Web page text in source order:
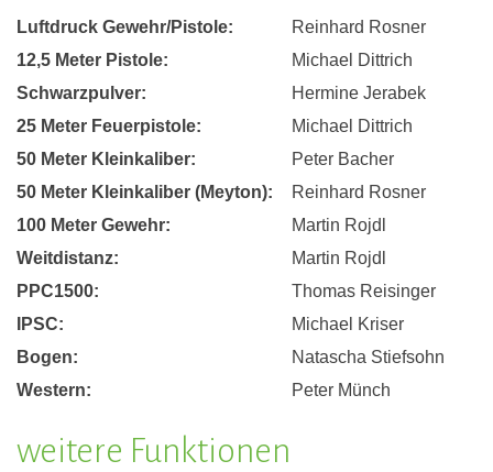
Luftdruck Gewehr/Pistole:
Reinhard Rosner
12,5 Meter Pistole:
Michael Dittrich
Schwarzpulver:
Hermine Jerabek
25 Meter Feuerpistole:
Michael Dittrich
50 Meter Kleinkaliber:
Peter Bacher
50 Meter Kleinkaliber (Meyton):
Reinhard Rosner
100 Meter Gewehr:
Martin Rojdl
Weitdistanz:
Martin Rojdl
PPC1500:
Thomas Reisinger
IPSC:
Michael Kriser
Bogen:
Natascha Stiefsohn
Western:
Peter Münch
weitere Funktionen